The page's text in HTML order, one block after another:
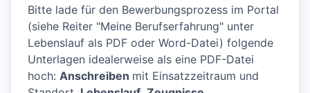
Bitte lade für den Bewerbungsprozess im Portal
(siehe Reiter "Meine Berufserfahrung" unter
Lebenslauf als PDF oder Word-Datei) folgende
Unterlagen idealerweise als eine PDF-Datei
hoch: Anschreiben mit Einsatzzeitraum und